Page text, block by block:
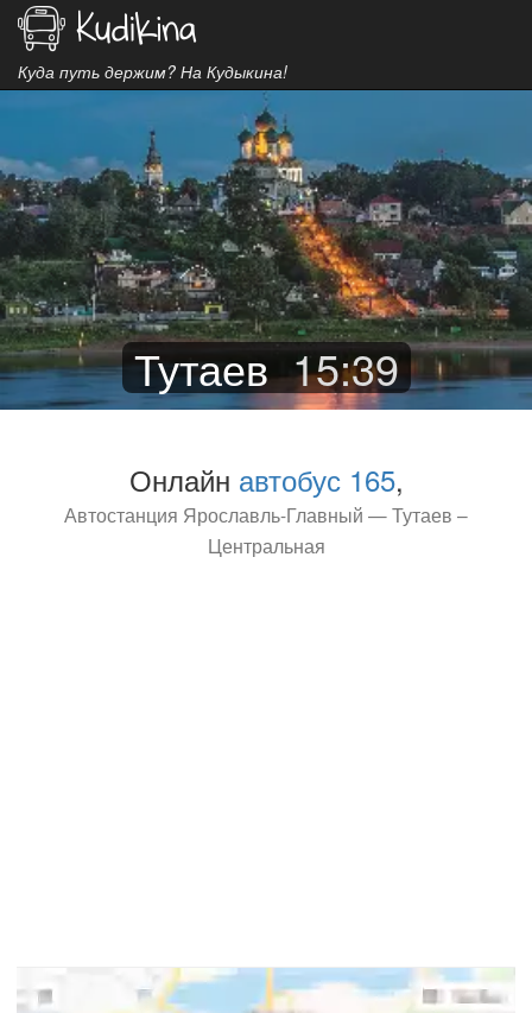
Куда путь держим? На Кудыкина!
Тутаев 15:39
Онлайн автобус 165,
Автостанция Ярославль-Главный — Тутаев –
Центральная